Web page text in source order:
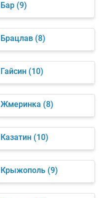
Бар (9)
Брацлав (8)
Гайсин (10)
Жмеринка (8)
Казатин (10)
Крыжополь (9)